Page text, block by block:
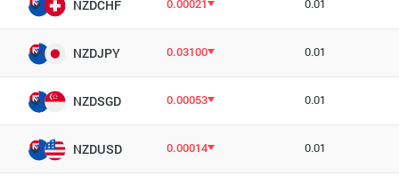
NZDCHF 0.00021 0.01
NZDJPY 0.03100 0.01
NZDSGD 0.00053 0.01
NZDUSD 0.00014 0.01